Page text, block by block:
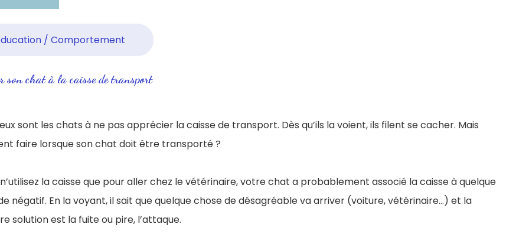
/ Comportement
son chat à la caisse de transport
sont les chats à ne pas apprécier la caisse de transport. Dès qu’ils la voient, ils filent se cacher. Mais
faire lorsque son chat doit être transporté ?
n’utilisez la caisse que pour aller chez le vétérinaire, votre chat a probablement associé la caisse à quelque
négatif. En la voyant, il sait que quelque chose de désagréable va arriver (voiture, vétérinaire…) et la
solution est la fuite ou pire, l’attaque.